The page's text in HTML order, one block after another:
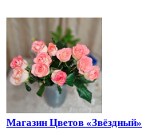
Магазин Цветов «Звёздный»